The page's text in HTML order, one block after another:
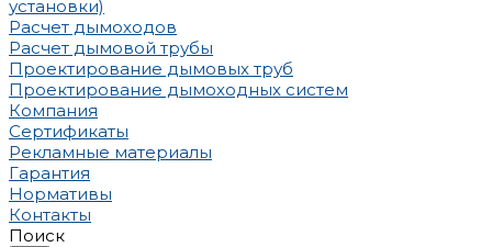
установки)
Расчет дымоходов
Расчет дымовой трубы
Проектирование дымовых труб
Проектирование дымоходных систем
Компания
Сертификаты
Рекламные материалы
Гарантия
Нормативы
Контакты
Поиск